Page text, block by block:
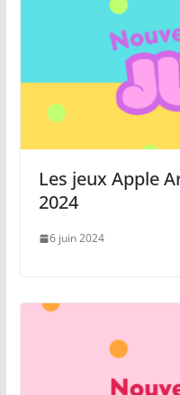
Les jeux Apple
2024
6 juin 2024